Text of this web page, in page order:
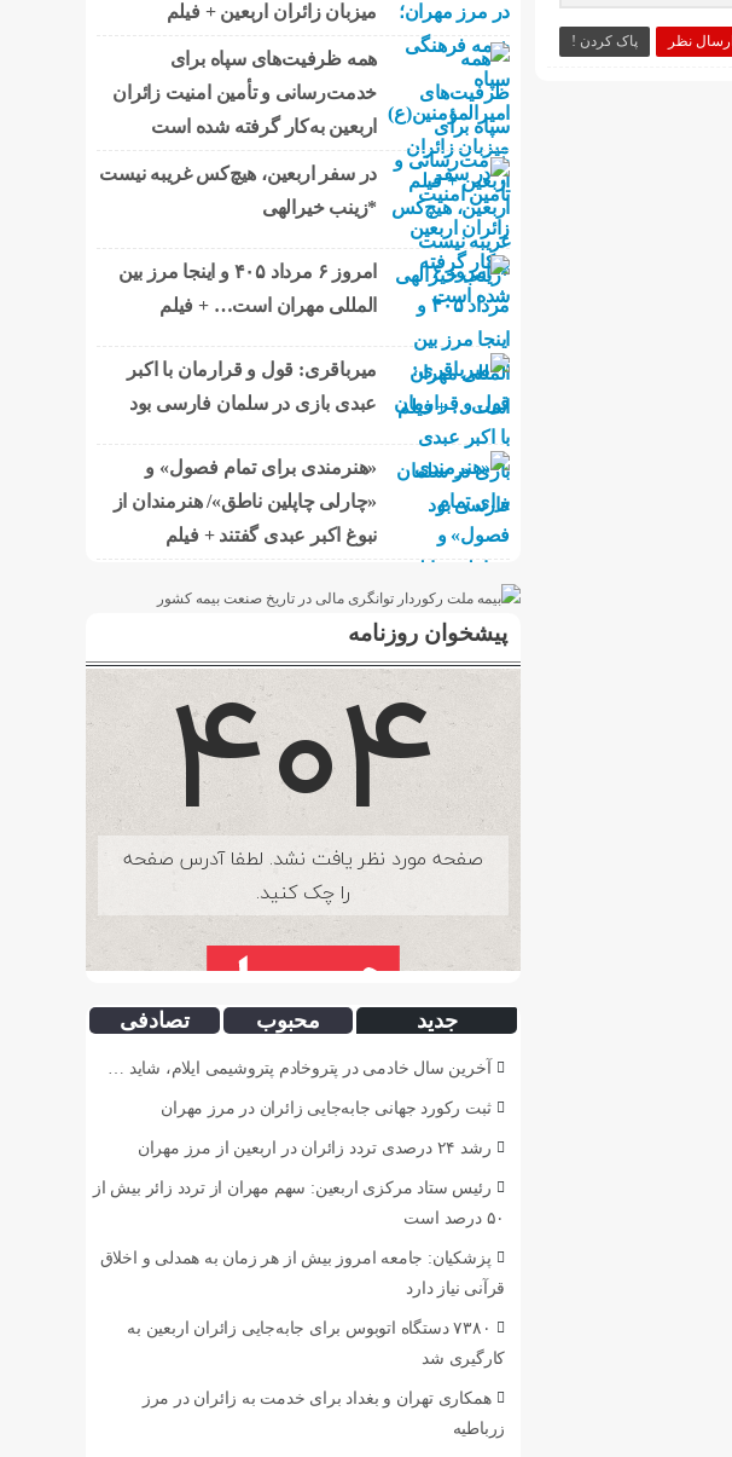
ارسال نظر پاک کردن !
میزبان زائران اربعین + فیلم
همه ظرفیت‌های سپاه برای
خدمت‌رسانی و تأمین امنیت زائران
اربعین به‌کار گرفته شده است
در سفر اربعین، هیچ‌کس غریبه نیست
*زینب خیرالهی
امروز ۶ مرداد ۴۰۵ و اینجا مرز بین
المللی مهران است… + فیلم
میرباقری: قول و قرارمان با اکبر
عبدی بازی در سلمان فارسی بود
«هنرمندی برای تمام فصول» و
«چارلی چاپلین ناطق»/ هنرمندان از
نبوغ اکبر عبدی گفتند + فیلم
پیشخوان روزنامه
جدید محبوب تصادفی
آخرین سال خادمی در پتروخادم پتروشیمی ایلام، شاید …
ثبت رکورد جهانی جابه‌جایی زائران در مرز مهران
رشد ۲۴ درصدی تردد زائران در اربعین از مرز مهران
رئیس ستاد مرکزی اربعین: سهم مهران از تردد زائر بیش از
۵۰ درصد است
پزشکیان: جامعه امروز بیش از هر زمان به همدلی و اخلاق
قرآنی نیاز دارد
۷۳۸۰ دستگاه اتوبوس برای جابه‌جایی زائران اربعین به‌
کارگیری شد
همکاری تهران و بغداد برای خدمت به زائران در مرز
زرباطیه